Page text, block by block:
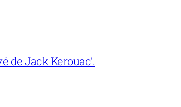
de Jack Kerouac’.